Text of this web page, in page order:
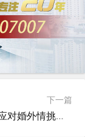
下一篇
楚雄地区应对婚外情挑战的策略与思考